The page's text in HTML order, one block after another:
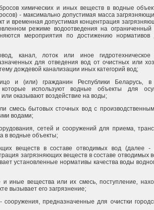
химических и иных веществ в водные
- максимально допустимая масса
и временная допустимая концентрация
режиме водоотведения на ограниченный
мероприятия по достижению нормативов
канал, лоток или иное гидротехническое
для отведения вод от очистных или
дождевой канализации иных категорий вод;
и (или) гражданин Республики Беларусь,
которые используют водные объекты для
оказывают воздействие на воды;
смесь бытовых сточных вод с
водами;
сетей и сооружений для приема,
в водные объекты;
веществ в составе отводимых вод (далее -
загрязняющих веществ в составе отводимых
установленные нормативы качества воды
и иные вещества или их смесь, поступление,
вызывает его загрязнение;
предназначенные для очистки